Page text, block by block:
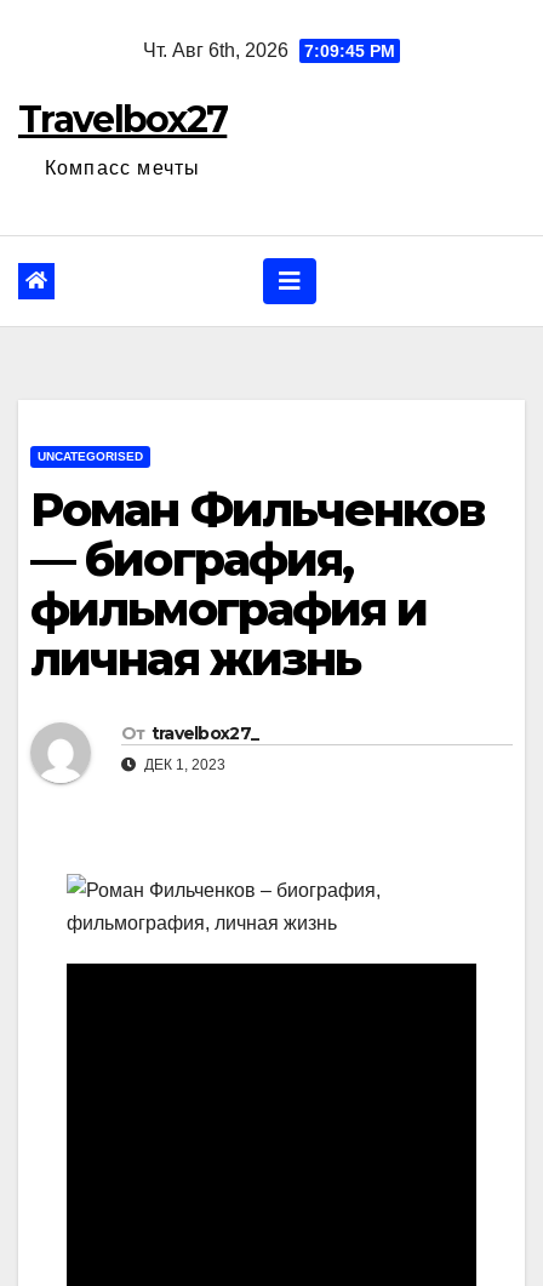
Чт. Авг 6th, 2026 7:09:46 PM
Travelbox27
Компасс мечты
UNCATEGORISED
Роман Фильченков
— биография,
фильмография и
личная жизнь
От travelbox27_
ДЕК 1, 2023